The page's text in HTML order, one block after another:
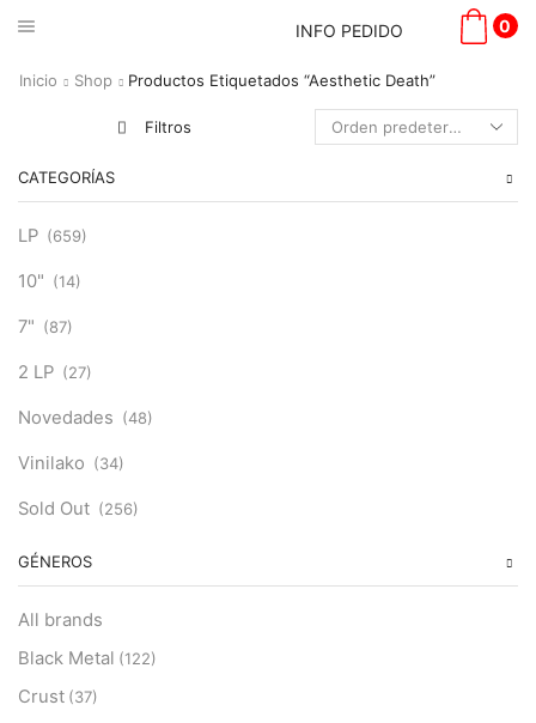
INFO PEDIDO 0
Inicio Shop Productos Etiquetados “Aesthetic Death”
Filtros
CATEGORÍAS
LP (659)
10" (14)
7" (87)
2 LP (27)
Novedades (48)
Vinilako (34)
Sold Out (256)
GÉNEROS
All brands
Black Metal (122)
Crust (37)